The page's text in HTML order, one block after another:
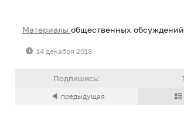
Материалы общественных обсуждений
14 декабря 2018